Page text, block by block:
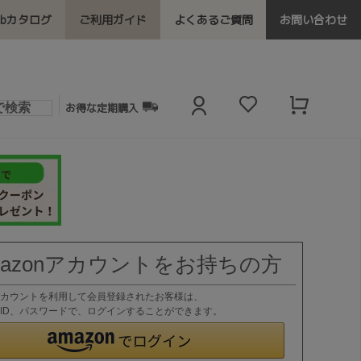
カタログ ご利用ガイド よくあるご質問 お問い合わせ
お得な定期購入
アカウントをお持ちの方
ウントを利用して会員登録されたお客様は、
、パスワードで、ログインすることができます。